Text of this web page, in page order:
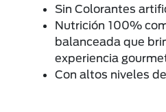
Sin Colorantes
Nutrición 100%
balanceada que
experiencia
Con altos niveles